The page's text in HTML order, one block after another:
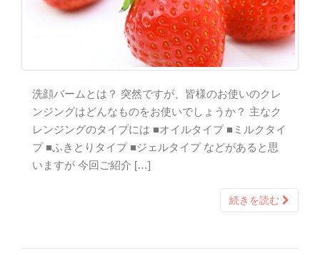
洗顔バームとは？ 突然ですが、皆様のお使いのクレ
ンジングはどんなものをお使いでしょうか？ 主なク
レンジングのタイプには ■オイルタイプ ■ミルクタイ
プ ■ふきとりタイプ ■ジェルタイプ などがあると思
いますが 今回ご紹介 […]
続きを読む